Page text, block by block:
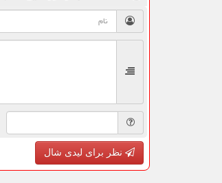
نظر برای لیدی شال